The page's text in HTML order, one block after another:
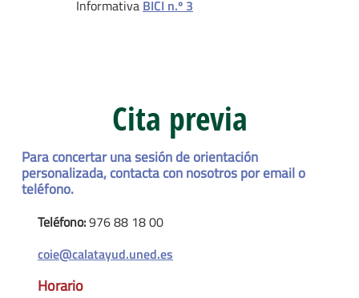
Informativa BICI n.º 3
Cita previa
Para concertar una sesión de orientación
personalizada, contacta con nosotros por email o
teléfono.
Teléfono:976 88 18 00
coie@calatayud.uned.es
Horario